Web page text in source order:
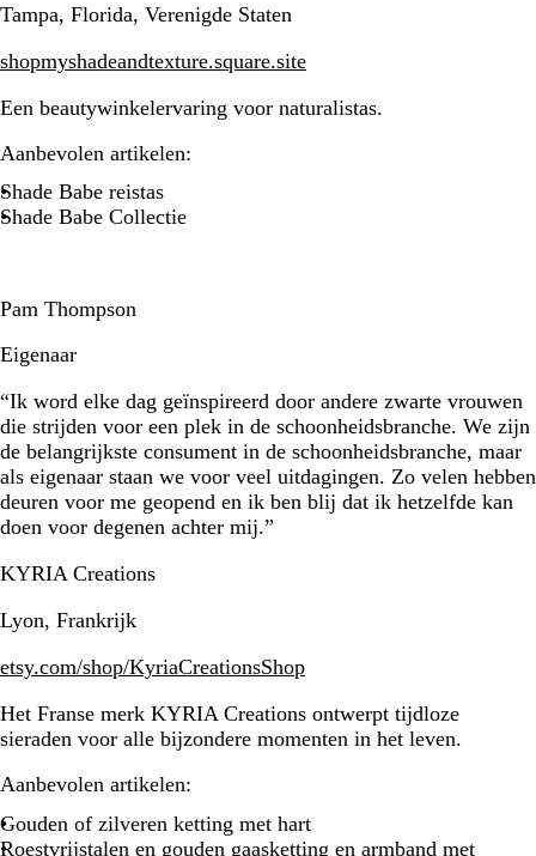
Tampa, Florida, Verenigde Staten
shopmyshadeandtexture.square.site
Een beautywinkelervaring voor naturalistas.
Aanbevolen artikelen:
Shade Babe reistas
Shade Babe Collectie
Pam Thompson
Eigenaar
“Ik word elke dag geïnspireerd door andere zwarte vrouwen
die strijden voor een plek in de schoonheidsbranche. We zijn
de belangrijkste consument in de schoonheidsbranche, maar
als eigenaar staan we voor veel uitdagingen. Zo velen hebben
deuren voor me geopend en ik ben blij dat ik hetzelfde kan
doen voor degenen achter mij.”
KYRIA Creations
Lyon, Frankrijk
etsy.com/shop/KyriaCreationsShop
Het Franse merk KYRIA Creations ontwerpt tijdloze
sieraden voor alle bijzondere momenten in het leven.
Aanbevolen artikelen:
Gouden of zilveren ketting met hart
Roestvrijstalen en gouden gaasketting en armband met